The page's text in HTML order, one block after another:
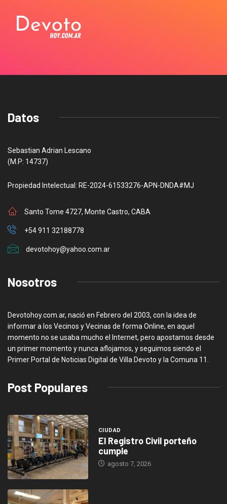
Datos
Sebastian Adrian Lescano
(M.P: 14737)
Propiedad Intelectual: RE-2024-61533276-APN-DNDA#MJ
Santo Tome 4727, Monte Castro, CABA
+54 911 32188778
devotohoy@yahoo.com.ar
Nosotros
Devotohoy.com.ar, nació en Febrero del 2003, con la idea de
informar a los Vecinos y Vecinas de forma Online, en aquel
momento no se usaba mucho el Internet, pero apostamos desde
un primer momento y nunca aflojamos, y seguimos siendo el
Primer Portal de Noticias Digital de Villa Devoto y la Comuna 11.
Post Populares
CIUDAD
El Registro Civil porteño
cumple
agosto 7, 2026